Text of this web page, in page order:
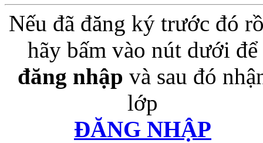
Nếu đã đăng ký trước đó
hãy bấm vào nút dưới để
đăng nhập và sau đó
lớp
ĐĂNG NHẬP